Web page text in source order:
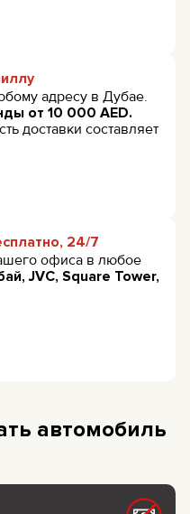
адресу в Дубае.
от 10 000 AED.
доставки составляет
24/7
офиса в любое
JVC, Square Tower,
автомобиль